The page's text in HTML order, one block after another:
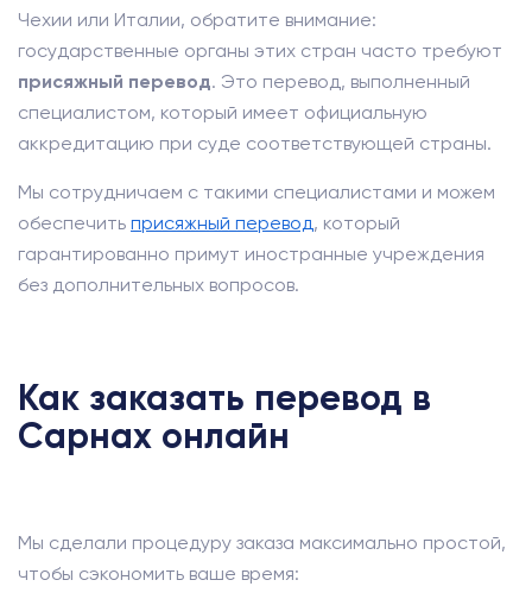
Чехии или Италии, обратите внимание:
государственные органы этих стран часто требуют
присяжный перевод. Это перевод, выполненный
специалистом, который имеет официальную
аккредитацию при суде соответствующей страны.
Мы сотрудничаем с такими специалистами и можем
обеспечить присяжный перевод, который
гарантированно примут иностранные учреждения
без дополнительных вопросов.
Как заказать перевод в
Сарнах онлайн
Мы сделали процедуру заказа максимально простой,
чтобы сэкономить ваше время: